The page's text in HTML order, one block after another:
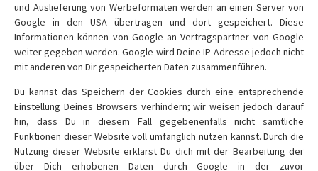
und Auslieferung von Werbeformaten werden an einen Server von
Google in den USA übertragen und dort gespeichert. Diese
Informationen können von Google an Vertragspartner von Google
weiter gegeben werden. Google wird Deine IP-Adresse jedoch nicht
mit anderen von Dir gespeicherten Daten zusammenführen.
Du kannst das Speichern der Cookies durch eine entsprechende
Einstellung Deines Browsers verhindern; wir weisen jedoch darauf
hin, dass Du in diesem Fall gegebenenfalls nicht sämtliche
Funktionen dieser Website voll umfänglich nutzen kannst. Durch die
Nutzung dieser Website erklärst Du dich mit der Bearbeitung der
über Dich erhobenen Daten durch Google in der zuvor